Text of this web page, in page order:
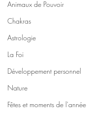
Animaux de Pouvoir
Chakras
Astrologie
La Foi
Développement personnel
Nature
Fêtes et moments de l'année